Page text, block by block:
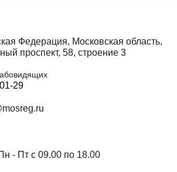
Федерация, Московская область,
проспект, 58, строение 3
29
- Пт с 09.00 по 18.00